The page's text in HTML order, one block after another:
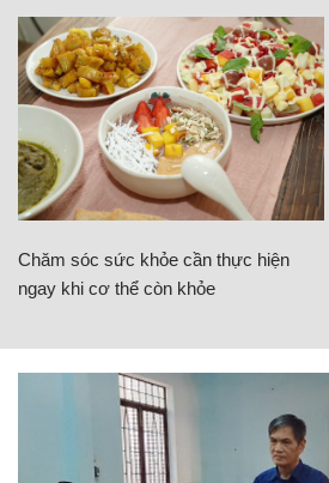
Chăm sóc sức khỏe cần thực hiện
ngay khi cơ thể còn khỏe